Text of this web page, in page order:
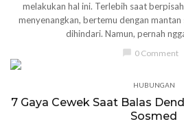
melakukan hal ini. Terlebih saat
menyenangkan, bertemu dengan mantan
dihindari. Namun, pernah
chat_bubble 0 Comment
HUBUNGAN
7 Gaya Cewek Saat Balas
Sosmed